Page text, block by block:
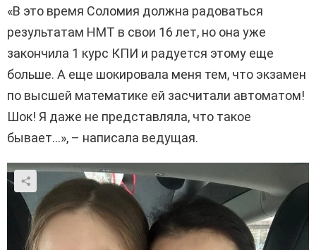
«В это время Соломия должна радоваться
результатам НМТ в свои 16 лет, но она уже
закончила 1 курс КПИ и радуется этому еще
больше. А еще шокировала меня тем, что экзамен
по высшей математике ей засчитали автоматом!
Шок! Я даже не представляла, что такое
бывает…», – написала ведущая.